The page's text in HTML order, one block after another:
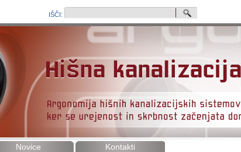
IŠČI:
Novice Kontakti